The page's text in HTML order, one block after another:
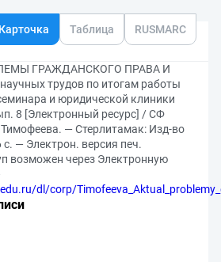
Карточка Таблица RUSMARC
ГРАЖДАНСКОГО ПРАВА И
трудов по итогам работы
и юридической клиники
8 [Электронный ресурс] / СФ
— Стерлитамак: Изд-во
— Электрон. версия печ.
возможен через Электронную
dl/corp/